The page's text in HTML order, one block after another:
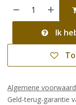
Ik
Algemene
Geld-terug-garantie